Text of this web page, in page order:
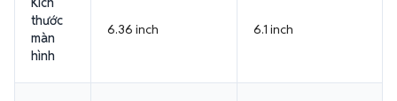
thước
màn
hình
6.36 inch 6.1 inch